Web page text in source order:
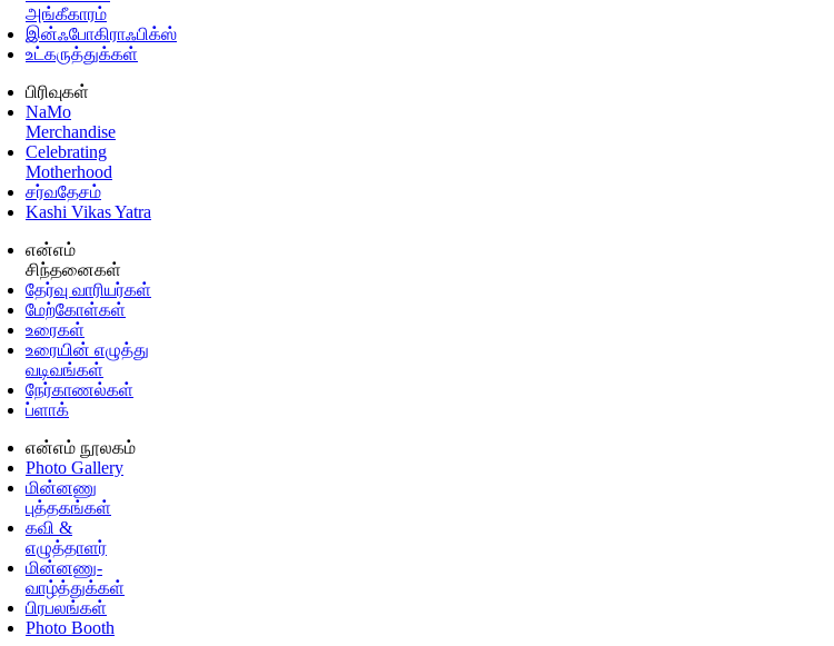
அங்கீகாரம்
இன்ஃபோகிராஃபிக்ஸ்
உட்கருத்துக்கள்
பிரிவுகள்
NaMo
Merchandise
Celebrating
Motherhood
சர்வதேசம்
Kashi Vikas Yatra
என்எம்
சிந்தனைகள்
தேர்வு வாரியர்கள்
மேற்கோள்கள்
உரைகள்
உரையின் எழுத்து
வடிவங்கள்
நேர்காணல்கள்
ப்ளாக்
என்எம் நூலகம்
Photo Gallery
மின்னணு
புத்தகங்கள்
கவி &
எழுத்தாளர்
மின்னணு-
வாழ்த்துக்கள்
பிரபலங்கள்
Photo Booth